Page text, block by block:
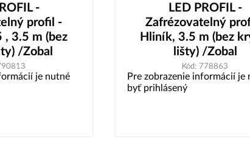
-
profil -
, 3.5 m (bez
/Zobal
je nutné
LED PROFIL -
Zafrézovatelný
Hliník, 3.5 m (bez
lišty) /Zobal
Kód: 778863
Pre zobrazenie informácií je
byť prihlásený